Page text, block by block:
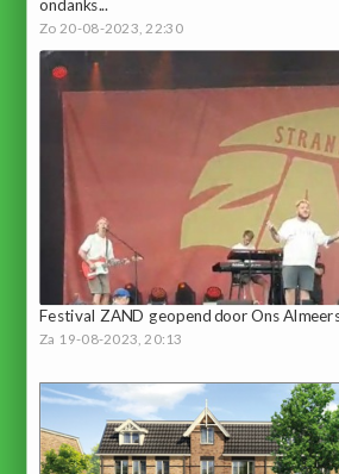
ondanks...
Zo 20-08-2023, 22:30
Festival ZAND geopend door Ons
Za 19-08-2023, 20:13